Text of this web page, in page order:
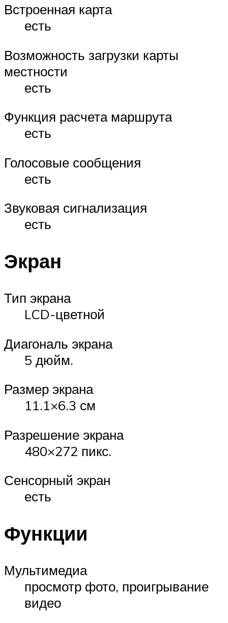
Встроенная карта
есть
Возможность загрузки карты
местности
есть
Функция расчета маршрута
есть
Голосовые сообщения
есть
Звуковая сигнализация
есть
Экран
Тип экрана
LCD-цветной
Диагональ экрана
5 дюйм.
Размер экрана
11.1×6.3 см
Разрешение экрана
480×272 пикс.
Сенсорный экран
есть
Функции
Мультимедиа
просмотр фото, проигрывание
видео